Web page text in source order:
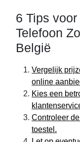
6 Tips
Telefoon
België
Vergelijk
online
Kies een
Controleer
toestel.